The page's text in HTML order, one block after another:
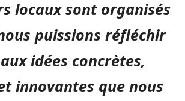
locaux sont organisés
puissions réfléchir
idées concrètes,
innovantes que nous